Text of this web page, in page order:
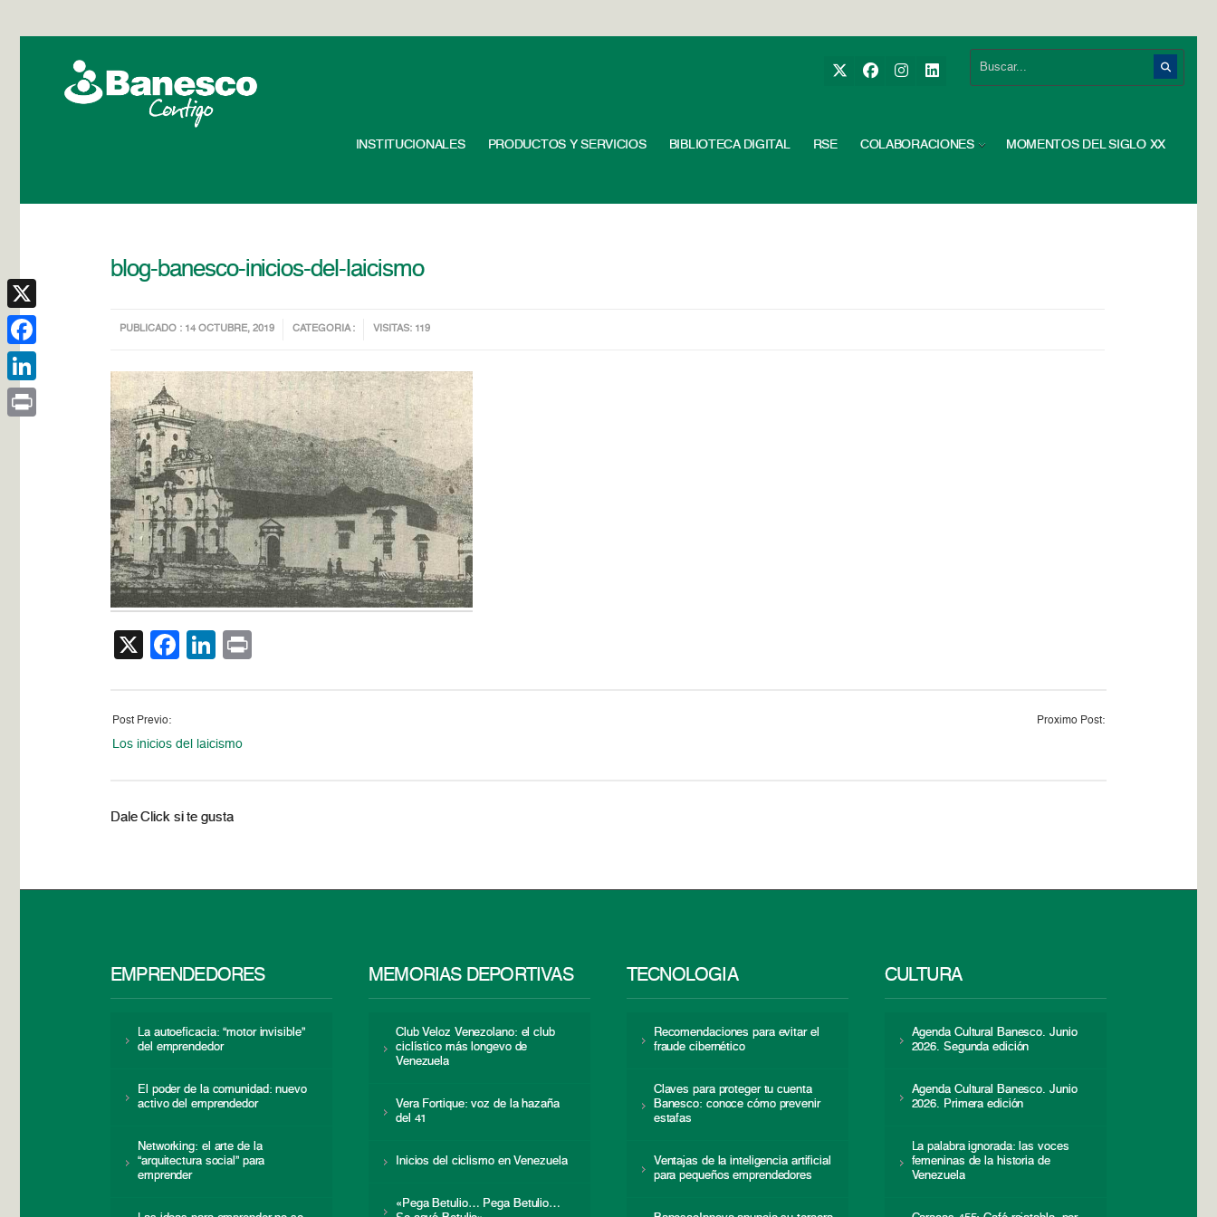
INSTITUCIONALES PRODUCTOS Y SERVICIOS BIBLIOTECA DIGITAL RSE COLABORACIONES MOMENTOS DEL SIGLO XX
blog-banesco-inicios-del-laicismo
PUBLICADO : 14 OCTUBRE, 2019 CATEGORIA : VISITAS: 119
X Facebook
LinkedIn
Post Previo:
Los inicios del laicismo
Proximo Post:
Dale Click si te gusta
EMPRENDEDORES
La autoeficacia: “motor invisible”
del emprendedor
El poder de la comunidad: nuevo
activo del emprendedor
Networking: el arte de la
“arquitectura social” para
emprender
MEMORIAS DEPORTIVAS
Club Veloz Venezolano: el club
ciclístico más longevo de
Venezuela
Vera Fortique: voz de la hazaña
del 41
Inicios del ciclismo en Venezuela
«Pega Betulio… Pega Betulio…
TECNOLOGÍA
Recomendaciones para evitar el
fraude cibernético
Claves para proteger tu cuenta
Banesco: conoce cómo prevenir
estafas
Ventajas de la inteligencia artificial
para pequeños emprendedores
CULTURA
Agenda Cultural Banesco. Junio
2026. Segunda edición
Agenda Cultural Banesco. Junio
2026. Primera edición
La palabra ignorada: las voces
femeninas de la historia de
Venezuela
X
Facebook
LinkedIn